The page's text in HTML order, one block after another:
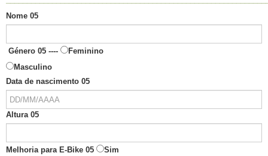
Nome 05
Género 05 ----
Feminino
Masculino
Data de nascimento 05
Altura 05
Melhoria para E-Bike 05
Sim